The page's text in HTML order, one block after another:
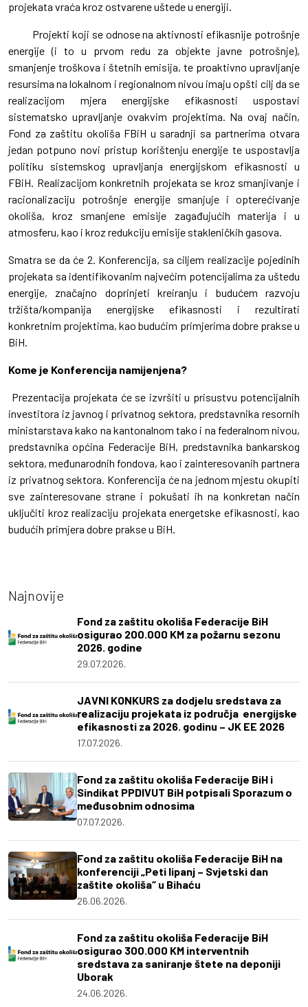
projekata vraća kroz ostvarene uštede u energiji.
Projekti koji se odnose na aktivnosti efikasnije potrošnje
energije (i to u prvom redu za objekte javne potrošnje),
smanjenje troškova i štetnih emisija, te proaktivno upravljanje
resursima na lokalnom i regionalnom nivou imaju opšti cilj da se
realizacijom mjera energijske efikasnosti uspostavi
sistematsko upravljanje ovakvim projektima. Na ovaj način,
Fond za zaštitu okoliša FBiH u saradnji sa partnerima otvara
jedan potpuno novi pristup korištenju energije te uspostavlja
politiku sistemskog upravljanja energijskom efikasnosti u
FBiH. Realizacijom konkretnih projekata se kroz smanjivanje i
racionalizaciju potrošnje energije smanjuje i opterećivanje
okoliša, kroz smanjene emisije zagađujućih materija i u
atmosferu, kao i kroz redukciju emisije stakleničkih gasova.
Smatra se da će 2. Konferencija, sa ciljem realizacije pojedinih
projekata sa identifikovanim najvećim potencijalima za uštedu
energije, značajno doprinjeti kreiranju i budućem razvoju
tržišta/kompanija energijske efikasnosti i rezultirati
konkretnim projektima, kao budućim primjerima dobre prakse u
BiH.
Kome je Konferencija namijenjena?
Prezentacija projekata će se izvršiti u prisustvu potencijalnih
investitora iz javnog i privatnog sektora, predstavnika resornih
ministarstava kako na kantonalnom tako i na federalnom nivou,
predstavnika općina Federacije BiH, predstavnika bankarskog
sektora, međunarodnih fondova, kao i zainteresovanih partnera
iz privatnog sektora. Konferencija će na jednom mjestu okupiti
sve zainteresovane strane i pokušati ih na konkretan način
uključiti kroz realizaciju projekata energetske efikasnosti, kao
budućih primjera dobre prakse u BiH.
Najnovije
Fond za zaštitu okoliša Federacije BiH
osigurao 200.000 KM za požarnu sezonu
2026. godine
29.07.2026.
JAVNI KONKURS za dodjelu sredstava za
realizaciju projekata iz područja energijske
efikasnosti za 2026. godinu – JK EE 2026
17.07.2026.
Fond za zaštitu okoliša Federacije BiH i
Sindikat PPDIVUT BiH potpisali Sporazum o
međusobnim odnosima
07.07.2026.
Fond za zaštitu okoliša Federacije BiH na
konferenciji „Peti lipanj – Svjetski dan
zaštite okoliša“ u Bihaću
26.06.2026.
Fond za zaštitu okoliša Federacije BiH
osigurao 300.000 KM interventnih
sredstava za saniranje štete na deponiji
Uborak
24.06.2026.